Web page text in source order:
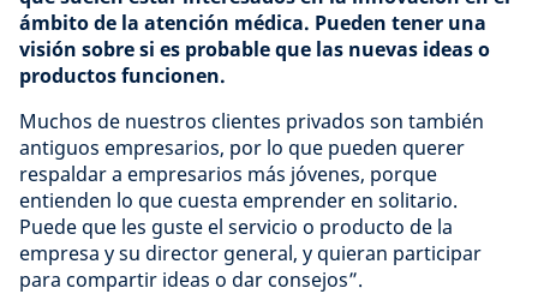
ámbito de la atención médica. Pueden tener una
visión sobre si es probable que las nuevas ideas o
productos funcionen.
Muchos de nuestros clientes privados son también
antiguos empresarios, por lo que pueden querer
respaldar a empresarios más jóvenes, porque
entienden lo que cuesta emprender en solitario.
Puede que les guste el servicio o producto de la
empresa y su director general, y quieran participar
para compartir ideas o dar consejos”.